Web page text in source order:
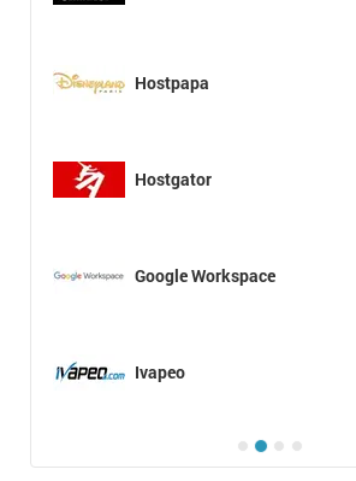
Hostpapa
Hostgator
Google Workspace
Ivapeo